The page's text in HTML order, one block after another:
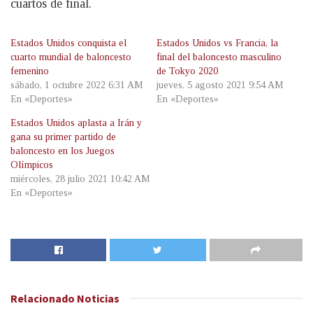
cuartos de final.
Estados Unidos conquista el
cuarto mundial de baloncesto
femenino
sábado, 1 octubre 2022 6:31 AM
En «Deportes»
Estados Unidos vs Francia, la
final del baloncesto masculino
de Tokyo 2020
jueves, 5 agosto 2021 9:54 AM
En «Deportes»
Estados Unidos aplasta a Irán y
gana su primer partido de
baloncesto en los Juegos
Olímpicos
miércoles, 28 julio 2021 10:42 AM
En «Deportes»
Relacionado Noticias